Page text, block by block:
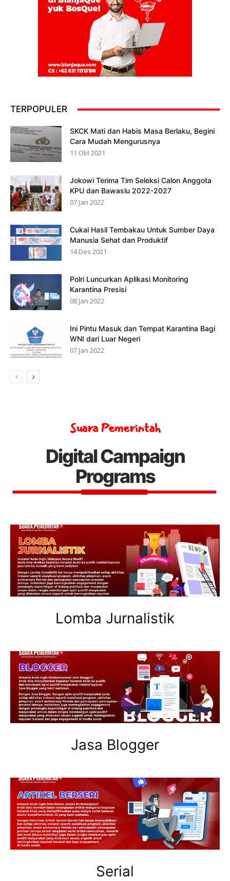
TERPOPULER
SKCK Mati dan Habis Masa Berlaku, Begini
Cara Mudah Mengurusnya
11 Okt 2021
Jokowi Terima Tim Seleksi Calon Anggota
KPU dan Bawaslu 2022-2027
07 Jan 2022
Cukai Hasil Tembakau Untuk Sumber Daya
Manusia Sehat dan Produktif
14 Des 2021
Polri Luncurkan Aplikasi Monitoring
Karantina Presisi
08 Jan 2022
Ini Pintu Masuk dan Tempat Karantina Bagi
WNI dari Luar Negeri
07 Jan 2022
Suara Pemerintah
Digital Campaign
Programs
Lomba Jurnalistik
Jasa Blogger
Serial